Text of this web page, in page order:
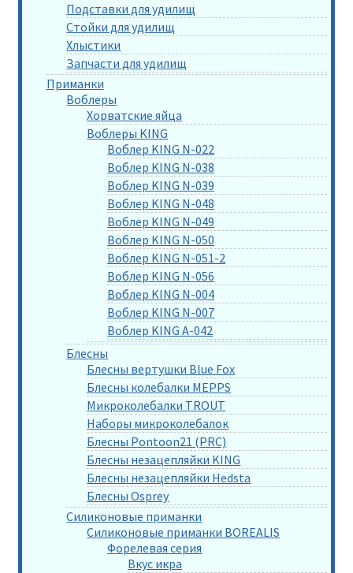
Подставки для удилищ
Стойки для удилищ
Хлыстики
Запчасти для удилищ
Приманки
Воблеры
Хорватские яйца
Воблеры KING
Воблер KING N-022
Воблер KING N-038
Воблер KING N-039
Воблер KING N-048
Воблер KING N-049
Воблер KING N-050
Воблер KING N-051-2
Воблер KING N-056
Воблер KING N-004
Воблер KING N-007
Воблер KING A-042
Блесны
Блесны вертушки Blue Fox
Блесны колебалки MEPPS
Микроколебалки TROUT
Наборы микроколебалок
Блесны Pontoon21 (PRC)
Блесны незацепляйки KING
Блесны незацепляйки Hedsta
Блесны Osprey
Силиконовые приманки
Силиконовые приманки BOREALIS
Форелевая серия
Вкус икра